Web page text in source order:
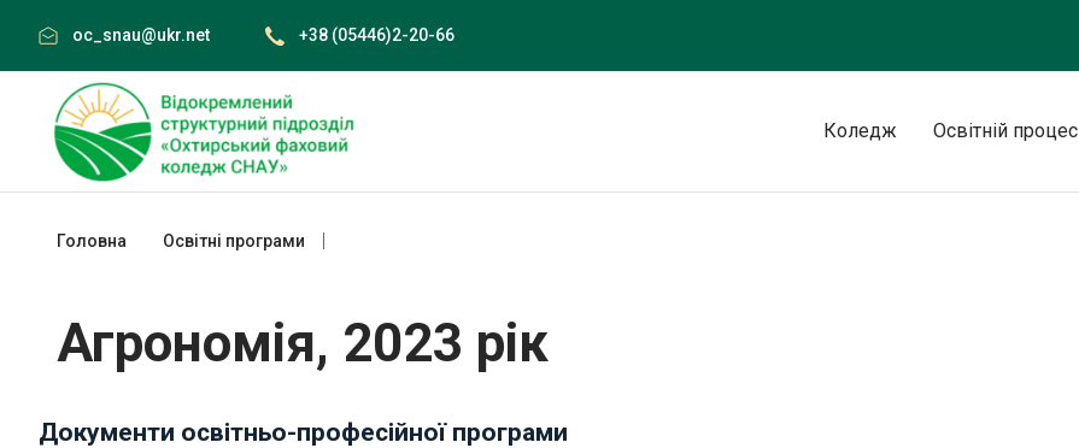
content
oc_snau@ukr.net +38 (05446)2-20-66
Коледж Освітній процес
Головна Освітні програми
Агрономія, 2023 рік
Документи освітньо-професійної програми